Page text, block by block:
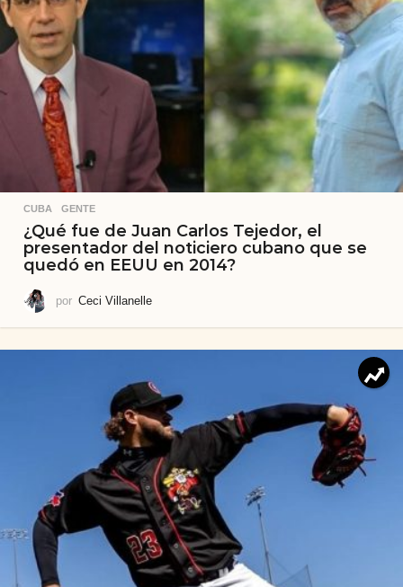
CUBA ,GENTE
¿Qué fue de Juan Carlos Tejedor, el
presentador del noticiero cubano que se
quedó en EEUU en 2014?
por Ceci Villanelle